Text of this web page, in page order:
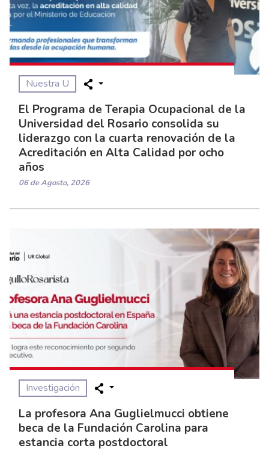
Nuestra U
El Programa de Terapia Ocupacional de la
Universidad del Rosario consolida su
liderazgo con la cuarta renovación de la
Acreditación en Alta Calidad por ocho
años
06 de Agosto, 2026
Investigación
La profesora Ana Guglielmucci obtiene
beca de la Fundación Carolina para
estancia corta postdoctoral